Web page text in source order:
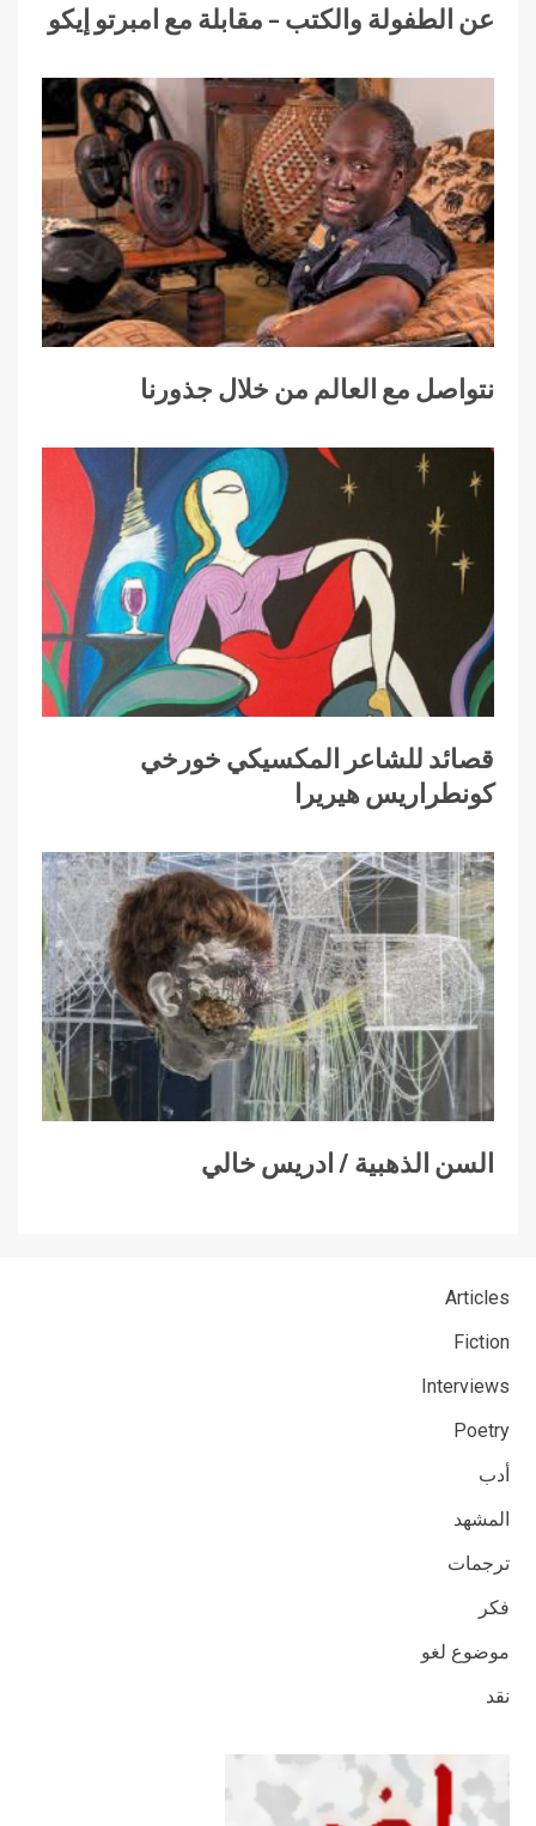
عن الطفولة والكتب – مقابلة مع امبرتو إيكو
نتواصل مع العالم من خلال جذورنا
قصائد للشاعر المكسيكي خورخي
كونطراريس هيريرا
السن الذهبية / ادريس خالي
Articles
Fiction
Interviews
Poetry
أدب
المشهد
ترجمات
فكر
موضوع لغو
نقد